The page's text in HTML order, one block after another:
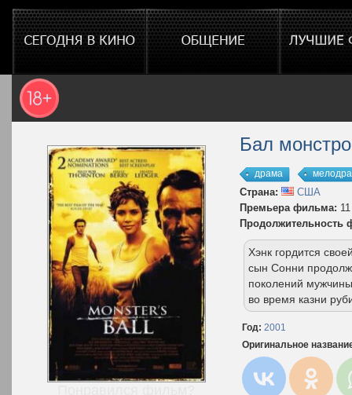
Бал
драма
Страна:
США
Премьера фильма:
Продолжительность
Хэнк гордится
сын Сонни
поколений
во время казни
Год: 2001
Оригинальное